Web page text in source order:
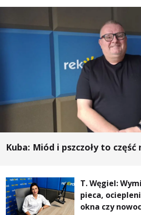
Kuba: Miód i pszczoły to część
T. Węgiel:
pieca,
okna czy